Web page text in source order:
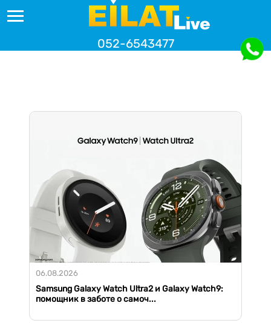
052-6543477
06.08.2026
Samsung Galaxy Watch Ultra2 и Galaxy Watch9:
помощник в заботе о самоч...